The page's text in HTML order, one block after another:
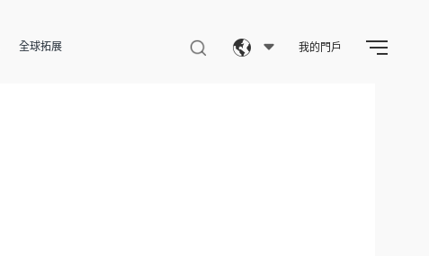
全球拓展 我的門戶